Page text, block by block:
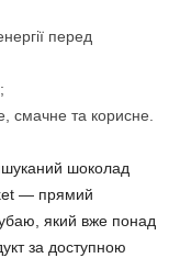
перед
смачне та корисне.
шоколад
— прямий
який вже понад
за доступною